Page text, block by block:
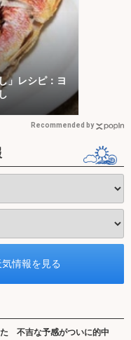
」レシピ：ヨ
Recommended by
不吉な予感がついに的中